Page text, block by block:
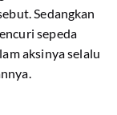
Sedangkan
sepeda
aksinya selalu